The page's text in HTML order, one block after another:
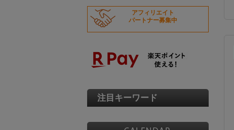
アフィリエイト
パートナー募集中
注目キーワード